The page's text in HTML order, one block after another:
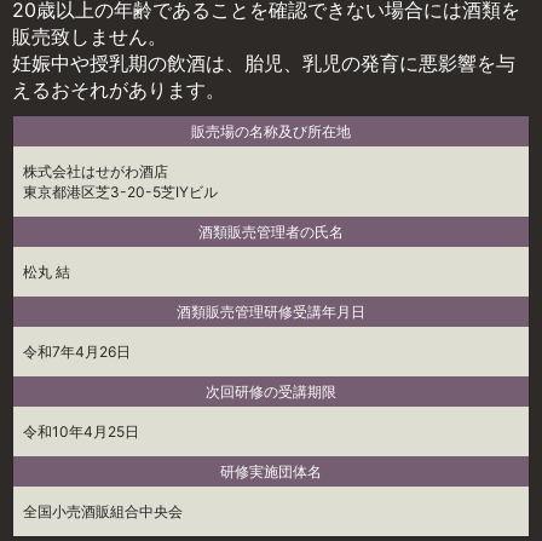
20歳以上の年齢であることを確認できない場合には酒類を
販売致しません。
妊娠中や授乳期の飲酒は、胎児、乳児の発育に悪影響を与
えるおそれがあります。
販売場の名称及び所在地
株式会社はせがわ酒店
東京都港区芝3-20-5芝IYビル
酒類販売管理者の氏名
松丸 結
酒類販売管理研修受講年月日
令和7年4月26日
次回研修の受講期限
令和10年4月25日
研修実施団体名
全国小売酒販組合中央会